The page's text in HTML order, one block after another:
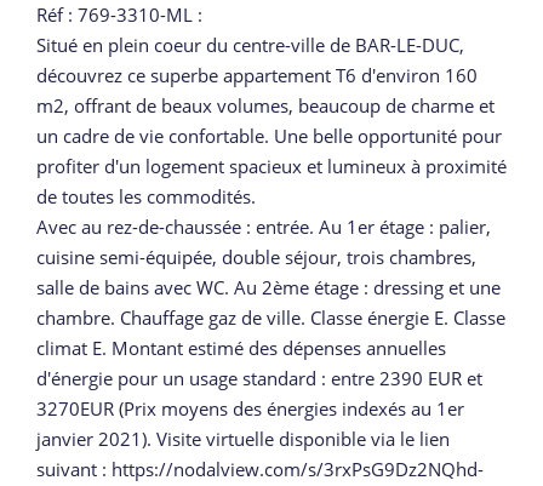
Réf : 769-3310-ML :
Situé en plein coeur du centre-ville de BAR-LE-DUC,
découvrez ce superbe appartement T6 d'environ 160
m2, offrant de beaux volumes, beaucoup de charme et
un cadre de vie confortable. Une belle opportunité pour
profiter d'un logement spacieux et lumineux à proximité
de toutes les commodités.
Avec au rez-de-chaussée : entrée. Au 1er étage : palier,
cuisine semi-équipée, double séjour, trois chambres,
salle de bains avec WC. Au 2ème étage : dressing et une
chambre. Chauffage gaz de ville. Classe énergie E. Classe
climat E. Montant estimé des dépenses annuelles
d'énergie pour un usage standard : entre 2390 EUR et
3270EUR (Prix moyens des énergies indexés au 1er
janvier 2021). Visite virtuelle disponible via le lien
suivant : https://nodalview.com/s/3rxPsG9Dz2NQhd-